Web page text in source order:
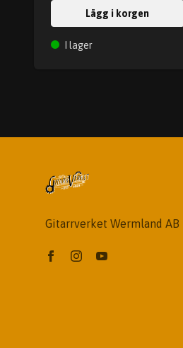
Lägg i korgen
I lager
Gitarrverket Wermland AB